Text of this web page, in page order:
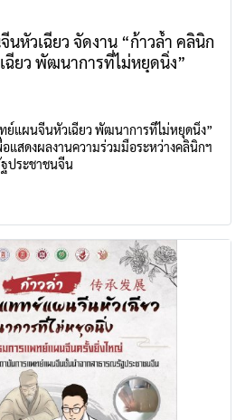
หัวเฉียว จัดงาน “ก้าวล้ำ คลินิก
ยว พัฒนาการที่ไม่หยุดนิ่ง”
ย์แผนจีนหัวเฉียว พัฒนาการที่ไม่หยุดนิ่ง”
แสดงผลงานความร่วมมือระหว่างคลินิกฯ
ประชาชนจีน